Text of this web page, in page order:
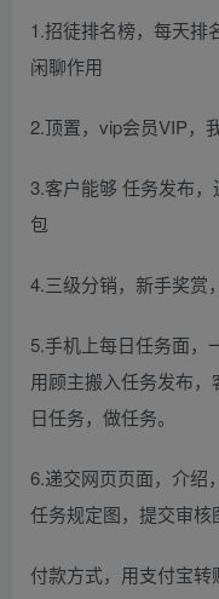
1.招徒排名榜，每天排
闲聊作用
2.顶置，vip会员VIP，
3.客户能够 任务发布
包
4.三级分销，新手奖赏，
5.手机上每日任务面，
用顾主搬入任务发布
日任务，做任务。
6.递交网页页面，介绍
任务规定图，提交审核
付款方式，用支付宝转